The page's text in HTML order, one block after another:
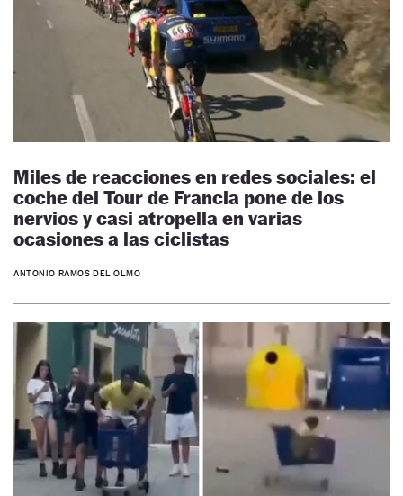
Miles de reacciones en redes sociales: el
coche del Tour de Francia pone de los
nervios y casi atropella en varias
ocasiones a las ciclistas
ANTONIO RAMOS DEL OLMO